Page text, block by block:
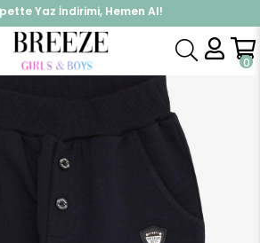
%10 İndirimi Kap, Hemen Üye Ol!
0
Alt Giyim Eşofman Altı Erkek Bebek Alt Düğme Aksesuarlı Armalı Cepli Lacivert (9 Ay-1.5 Yaş)